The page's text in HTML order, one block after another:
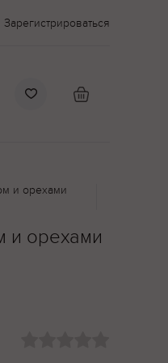
Зарегистрироваться
и орехами
и орехами